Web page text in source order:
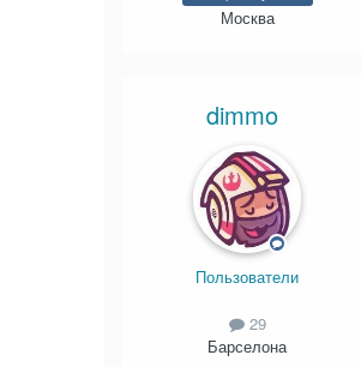
Москва
dimmo
Пользователи
29
Барселона